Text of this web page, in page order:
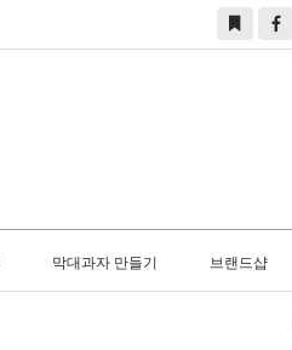
막대과자 만들기 브랜드샵